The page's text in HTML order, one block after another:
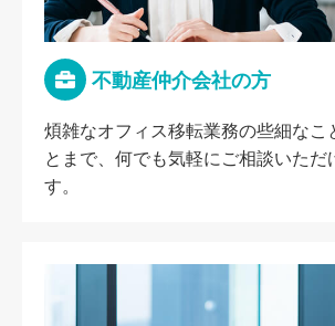
不動産仲介会社の方
煩雑なオフィス移転業務の些細なこ
とまで、何でも気軽にご相談いただ
す。